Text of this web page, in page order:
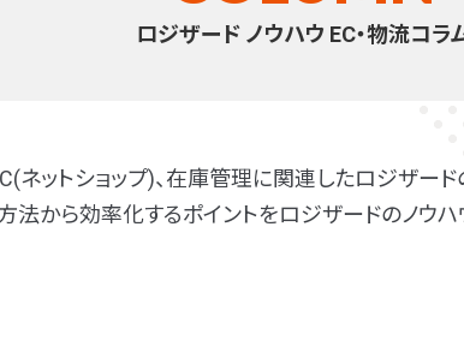
ロジザード ノウハウ EC・物流コラ
ネットショップ)、在庫管理に関連したロジザード
から効率化するポイントをロジザードのノウハ